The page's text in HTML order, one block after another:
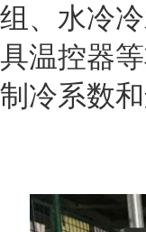
组、水冷
具温控器
制冷系数